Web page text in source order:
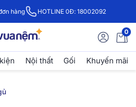
hàng HOTLINE 0Đ: 18002092
0
Nội thất Gối Khuyến mãi